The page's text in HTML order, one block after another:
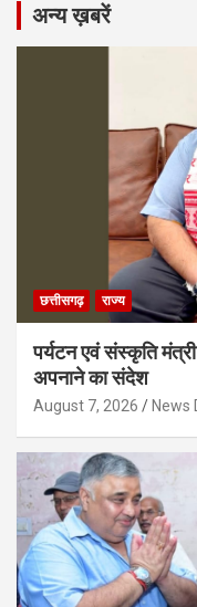
अन्य ख़बरें
छत्तीसगढ़ राज्य
पर्यटन एवं संस्कृति
अपनाने का संदेश
August 7, 2026 News